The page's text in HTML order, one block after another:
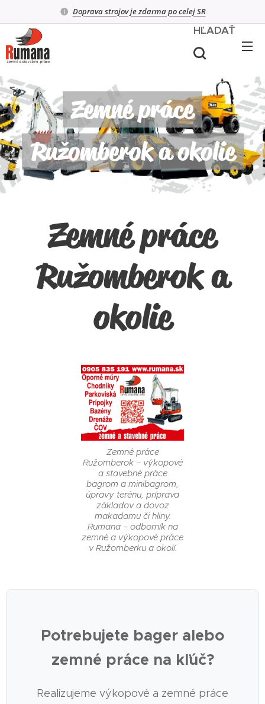
Doprava strojov je zdarma po celej SR
HĽADAŤ
Zemné práce
Ružomberok a okolie
Zemné práce
Ružomberok a
okolie
Zemné práce
Ružomberok – výkopové
a stavebné práce
bagrom a minibagrom,
úpravy terénu, príprava
základov a dovoz
makadamu či hliny.
Rumana – odborník na
zemné a výkopové práce
v Ružomberku a okolí.
Potrebujete bager alebo
zemné práce na kľúč?
Realizujeme výkopové a zemné práce